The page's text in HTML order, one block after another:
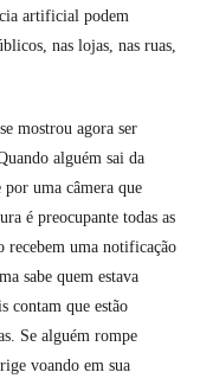
artificial podem
nas lojas, nas ruas,
mostrou agora ser
alguém sai da
por uma câmera que
é preocupante todas as
recebem uma notificação
sabe quem estava
contam que estão
Se alguém rompe
voando em sua